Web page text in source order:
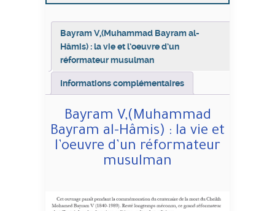
Bayram V,(Muhammad Bayram al-
Hâmis) : la vie et l’oeuvre d’un
réformateur musulman
Informations complémentaires
Bayram V,(Muhammad
Bayram al-Hâmis) : la vie et
l’oeuvre d’un réformateur
musulman